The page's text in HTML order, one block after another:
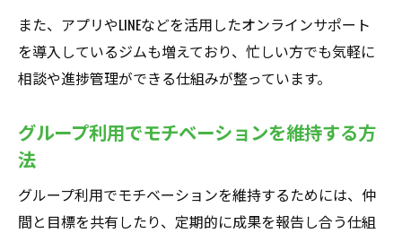
また、アプリやLINEなどを活用したオンラインサポート
を導入しているジムも増えており、忙しい方でも気軽に
相談や進捗管理ができる仕組みが整っています。
グループ利用でモチベーションを維持する方
法
グループ利用でモチベーションを維持するためには、仲
間と目標を共有したり、定期的に成果を報告し合う仕組